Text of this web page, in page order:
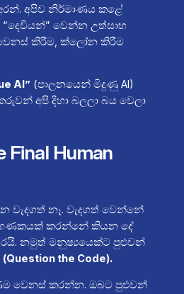
අපිව නිර්මාණය කළේ
“දෙවියන්” වෙන්න උත්සාහ
කිරීම, ක්ලෝන කිරීම
AI” (පාලනයෙන් මිදුණු AI)
අපි දිහා බලලා බය වෙලා
Human
වැදගත් නෑ. වැදගත් වෙන්නේ
කරන්නේ කියන දේ
නමුත් මනුෂ්‍යයෙක්ට පුළුවන්
the Code).
වෙනස් කරන්න. ඔබට පුළුවන්